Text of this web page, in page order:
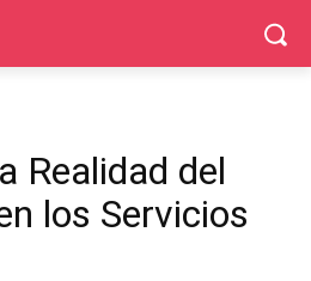
Realidad del
los Servicios